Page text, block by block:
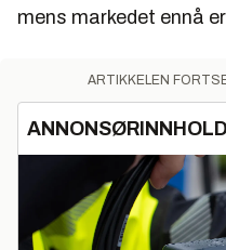
mens markedet ennå
ARTIKKELEN
ANNONSØRINNHOLD